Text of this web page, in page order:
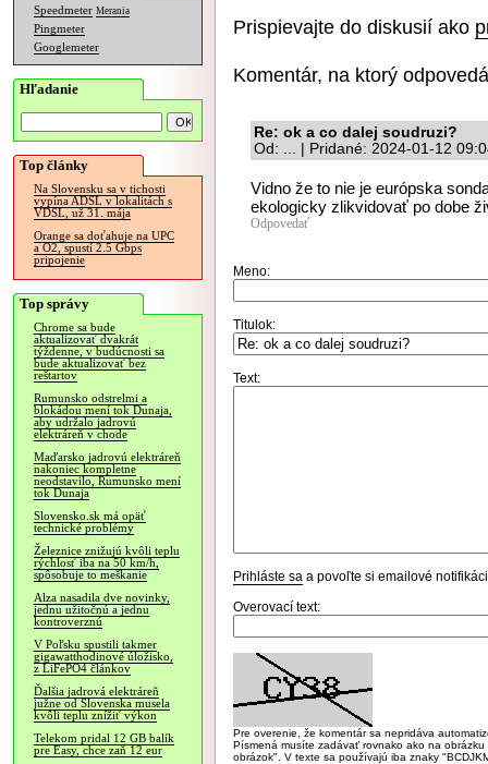
Speedmeter Merania
Pingmeter
Googlemeter
Hľadanie
Top články
Na Slovensku sa v tichosti
vypína ADSL v lokalitách s
VDSL, už 31. mája
Orange sa doťahuje na UPC
a O2, spustí 2.5 Gbps
pripojenie
Top správy
Chrome sa bude
aktualizovať dvakrát
týždenne, v budúcnosti sa
bude aktualizovať bez
reštartov
Rumunsko odstrelmi a
blokádou mení tok Dunaja,
aby udržalo jadrovú
elektráreň v chode
Maďarsko jadrovú elektráreň
nakoniec kompletne
neodstavilo, Rumunsko mení
tok Dunaja
Slovensko.sk má opäť
technické problémy
Železnice znižujú kvôli teplu
rýchlosť iba na 50 km/h,
spôsobuje to meškanie
Alza nasadila dve novinky,
jednu užitočnú a jednu
kontroverznú
V Poľsku spustili takmer
gigawatthodinové úložisko,
z LiFePO4 článkov
Ďalšia jadrová elektráreň
južne od Slovenska musela
kvôli teplu znížiť výkon
Telekom pridal 12 GB balík
pre Easy, chce zaň 12 eur
Prispievajte do diskusií ako
Komentár, na ktorý
Re: ok a co dalej soudruzi?
Od: ... | Pridané: 2024-01-12
Vidno že to nie je európska
ekologicky zlikvidovať po dobe
Odpovedať
Meno:
Titulok:
Text:
Prihláste sa a povoľte si emailové
Overovací text:
Pre overenie, že komentár sa nepridáva
Písmená musíte zadávať rovnako ako na
obrázok". V texte sa používajú iba znaky